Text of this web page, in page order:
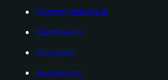
Control Industrial
Electrónica
Ferretería
Automotriz